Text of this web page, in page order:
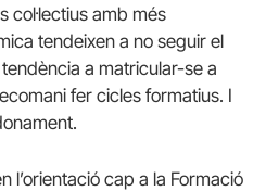
col·lectius amb més
tendeixen a no seguir el
a matricular-se a
fer cicles formatius. I
l’orientació cap a la Formació